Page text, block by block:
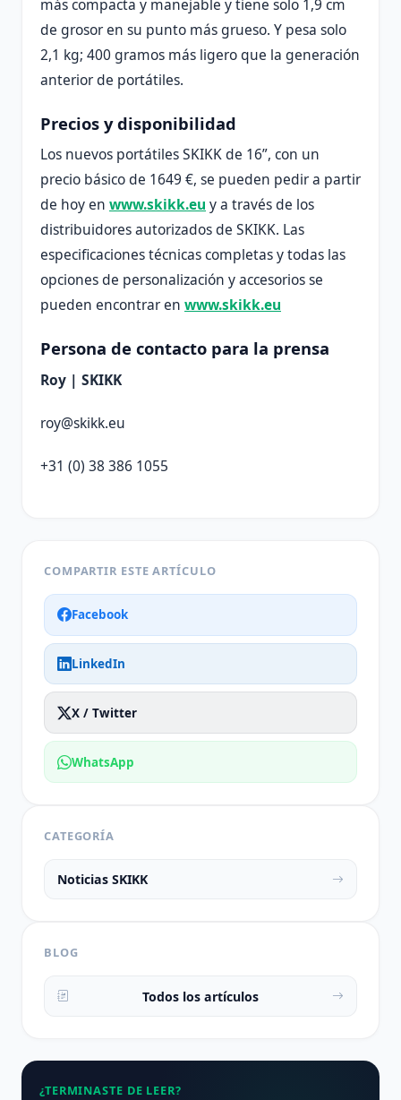
más compacta y manejable y tiene solo 1,9 cm
de grosor en su punto más grueso. Y pesa solo
2,1 kg; 400 gramos más ligero que la generación
anterior de portátiles.
Precios y disponibilidad
Los nuevos portátiles SKIKK de 16”, con un
precio básico de 1649 €, se pueden pedir a partir
de hoy en www.skikk.eu y a través de los
distribuidores autorizados de SKIKK. Las
especificaciones técnicas completas y todas las
opciones de personalización y accesorios se
pueden encontrar en www.skikk.eu
Persona de contacto para la prensa
Roy | SKIKK
roy@skikk.eu
+31 (0) 38 386 1055
COMPARTIR ESTE ARTÍCULO
Facebook
LinkedIn
X / Twitter
WhatsApp
CATEGORÍA
Noticias SKIKK
BLOG
Todos los artículos
¿TERMINASTE DE LEER?